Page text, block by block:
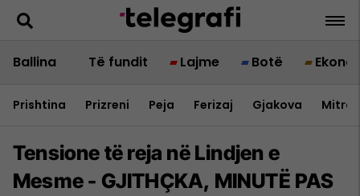
Ballina Të fundit Lajme Botë
Prishtina Prizreni Peja Ferizaj Gjakova
Tensione të reja në Lindjen e
Mesme - GJITHÇKA, MINUTË PAS